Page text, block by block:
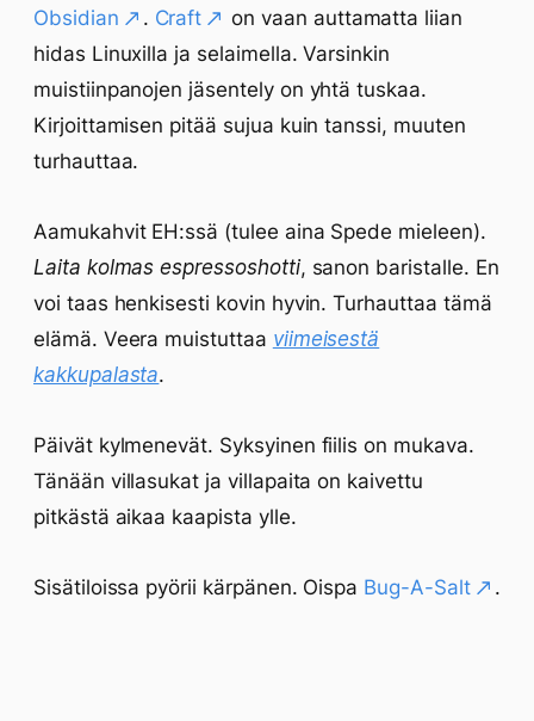
Obsidian
. Craft
on vaan auttamatta liian
hidas Linuxilla ja selaimella. Varsinkin
muistiinpanojen jäsentely on yhtä tuskaa.
Kirjoittamisen pitää sujua kuin tanssi, muuten
turhauttaa.
Aamukahvit EH:ssä (tulee aina Spede mieleen).
Laita kolmas espressoshotti, sanon baristalle. En
voi taas henkisesti kovin hyvin. Turhauttaa tämä
elämä. Veera muistuttaa viimeisestä
kakkupalasta.
Päivät kylmenevät. Syksyinen fiilis on mukava.
Tänään villasukat ja villapaita on kaivettu
pitkästä aikaa kaapista ylle.
Sisätiloissa pyörii kärpänen. Oispa Bug-A-Salt .